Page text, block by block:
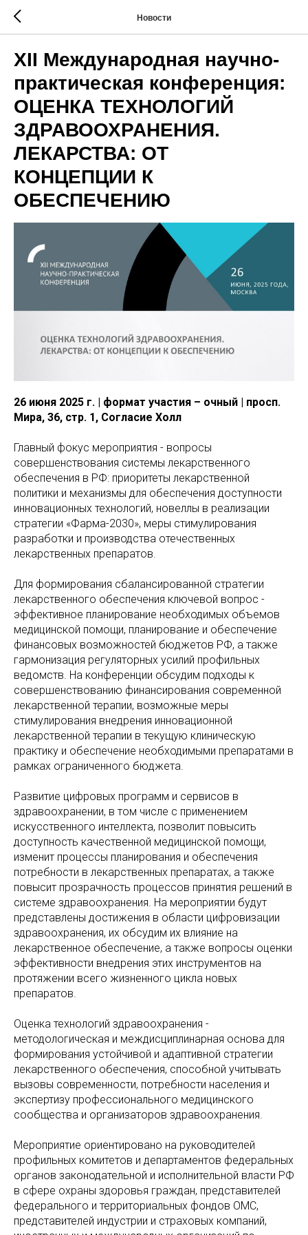
Новости
XII Международная научно-
практическая конференция:
ОЦЕНКА ТЕХНОЛОГИЙ
ЗДРАВООХРАНЕНИЯ.
ЛЕКАРСТВА: ОТ
КОНЦЕПЦИИ К
ОБЕСПЕЧЕНИЮ
26 июня 2025 г. | формат участия – очный | просп.
Мира, 36, стр. 1, Согласие Холл
Главный фокус мероприятия - вопросы
совершенствования системы лекарственного
обеспечения в РФ: приоритеты лекарственной
политики и механизмы для обеспечения доступности
инновационных технологий, новеллы в реализации
стратегии «Фарма-2030», меры стимулирования
разработки и производства отечественных
лекарственных препаратов.
Для формирования сбалансированной стратегии
лекарственного обеспечения ключевой вопрос -
эффективное планирование необходимых объемов
медицинской помощи, планирование и обеспечение
финансовых возможностей бюджетов РФ, а также
гармонизация регуляторных усилий профильных
ведомств. На конференции обсудим подходы к
совершенствованию финансирования современной
лекарственной терапии, возможные меры
стимулирования внедрения инновационной
лекарственной терапии в текущую клиническую
практику и обеспечение необходимыми препаратами в
рамках ограниченного бюджета.
Развитие цифровых программ и сервисов в
здравоохранении, в том числе с применением
искусственного интеллекта, позволит повысить
доступность качественной медицинской помощи,
изменит процессы планирования и обеспечения
потребности в лекарственных препаратах, а также
повысит прозрачность процессов принятия решений в
системе здравоохранения. На мероприятии будут
представлены достижения в области цифровизации
здравоохранения, их обсудим их влияние на
лекарственное обеспечение, а также вопросы оценки
эффективности внедрения этих инструментов на
протяжении всего жизненного цикла новых
препаратов.
Оценка технологий здравоохранения -
методологическая и междисциплинарная основа для
формирования устойчивой и адаптивной стратегии
лекарственного обеспечения, способной учитывать
вызовы современности, потребности населения и
экспертизу профессионального медицинского
сообщества и организаторов здравоохранения.
Мероприятие ориентировано на руководителей
профильных комитетов и департаментов федеральных
органов законодательной и исполнительной власти РФ
в сфере охраны здоровья граждан, представителей
федерального и территориальных фондов ОМС,
представителей индустрии и страховых компаний,